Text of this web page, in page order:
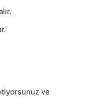
ve